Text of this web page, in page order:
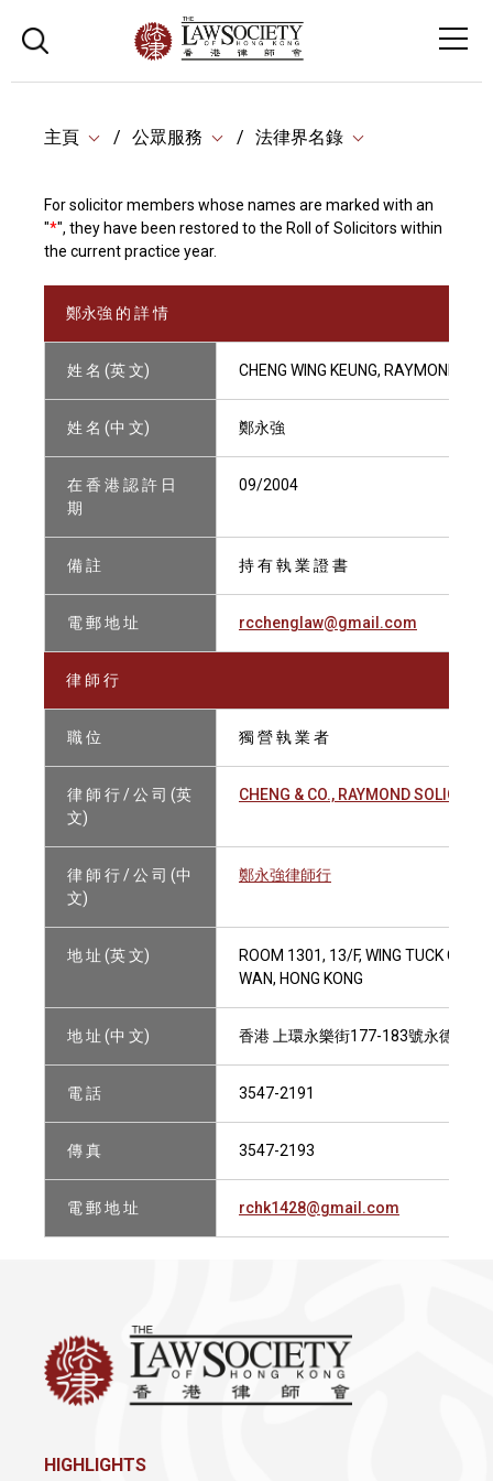
主頁 公眾服務 法律界名錄
For solicitor members whose names are marked with an
"*", they have been restored to the Roll of Solicitors within
the current practice year.
鄭永強 的 詳 情
姓 名 (英 文) CHENG WING KEUNG, RAYMOND
姓 名 (中 文) 鄭永強
在 香 港 認 許 日
期
09/2004
備 註 持 有 執 業 證 書
電 郵 地 址 rcchenglaw@gmail.com
律 師 行
職 位 獨 營 執 業 者
律 師 行 / 公 司 (英
文)
CHENG & CO., RAYMOND
律 師 行 / 公 司 (中
文)
鄭永強律師行
地 址 (英 文)
ROOM 1301, 13/F, WING TUCK
WAN, HONG KONG
地 址 (中 文) 香港 上環永樂街177-183號永德商業
電 話 3547-2191
傳 真 3547-2193
電 郵 地 址 rchk1428@gmail.com
HIGHLIGHTS